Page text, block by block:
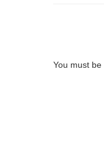
You must be